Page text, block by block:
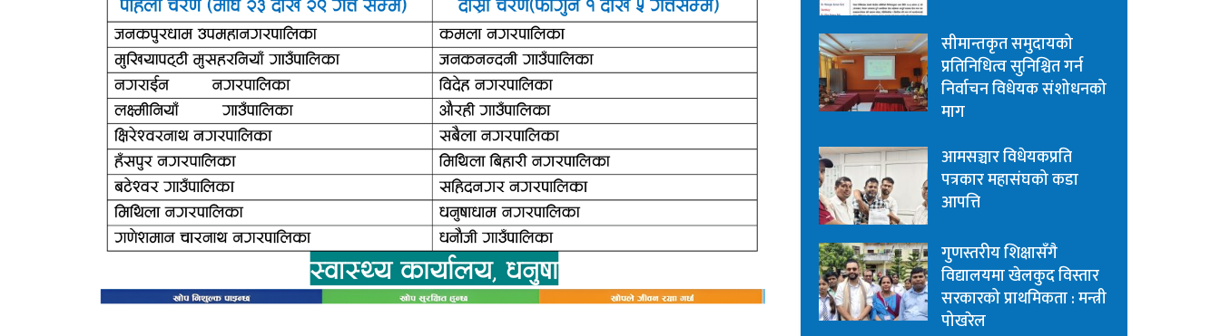
सीमान्तकृत समुदायको
प्रतिनिधित्व सुनिश्चित गर्न
निर्वाचन विधेयक संशोधनको
माग
आमसञ्चार विधेयकप्रति
पत्रकार महासंघको कडा
आपत्ति
गुणस्तरीय शिक्षासँगै
विद्यालयमा खेलकुद विस्तार
सरकारको प्राथमिकता : मन्त्री
पोखरेल